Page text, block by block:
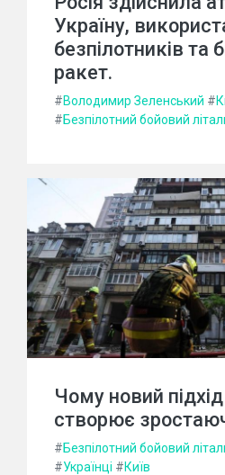
Україну,
безпілотників та
ракет.
#Володимир Зеленський #
#Безпілотний бойовий
Чому новий підхід
створює
#Безпілотний бойовий
#Українці #Київ